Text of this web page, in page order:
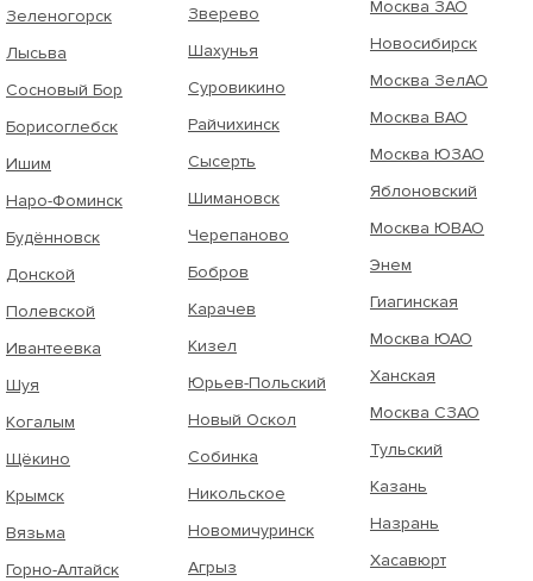
Зеленогорск
Лысьва
Сосновый Бор
Борисоглебск
Ишим
Наро-Фоминск
Будённовск
Донской
Полевской
Ивантеевка
Шуя
Когалым
Щёкино
Крымск
Вязьма
Горно-Алтайск
Зверево
Шахунья
Суровикино
Райчихинск
Сысерть
Шимановск
Черепаново
Бобров
Карачев
Кизел
Юрьев-Польский
Новый Оскол
Собинка
Никольское
Новомичуринск
Агрыз
Москва ЗАО
Новосибирск
Москва ЗелАО
Москва ВАО
Москва ЮЗАО
Яблоновский
Москва ЮВАО
Энем
Гиагинская
Москва ЮАО
Ханская
Москва СЗАО
Тульский
Казань
Назрань
Хасавюрт